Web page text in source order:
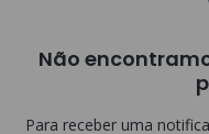
Não
Para receber uma